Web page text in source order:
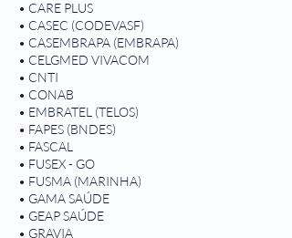
• CARE PLUS
• CASEC (CODEVASF)
• CASEMBRAPA (EMBRAPA)
• CELGMED VIVACOM
• CNTI
• CONAB
• EMBRATEL (TELOS)
• FAPES (BNDES)
• FASCAL
• FUSEX - GO
• FUSMA (MARINHA)
• GAMA SAÚDE
• GEAP SAÚDE
• GRAVIA